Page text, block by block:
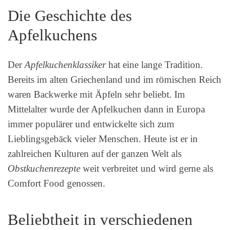
Die Geschichte des
Apfelkuchens
DerApfelkuchenklassikerhat eine lange Tradition.
Bereits im alten Griechenland und im römischen Reich
waren Backwerke mit Äpfeln sehr beliebt. Im
Mittelalter wurde der Apfelkuchen dann in Europa
immer populärer und entwickelte sich zum
Lieblingsgebäck vieler Menschen. Heute ist er in
zahlreichen Kulturen auf der ganzen Welt als
Obstkuchenrezepte weit verbreitet und wird gerne als
Comfort Food genossen.
Beliebtheit in verschiedenen